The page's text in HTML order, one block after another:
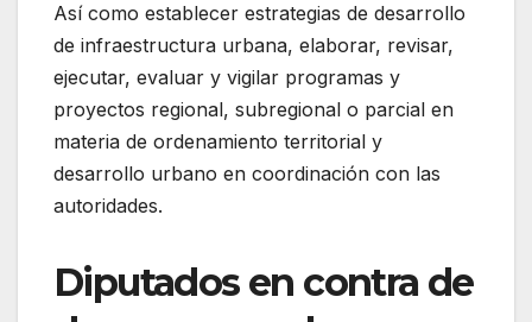
Así como establecer estrategias de desarrollo
de infraestructura urbana, elaborar, revisar,
ejecutar, evaluar y vigilar programas y
proyectos regional, subregional o parcial en
materia de ordenamiento territorial y
desarrollo urbano en coordinación con las
autoridades.
Diputados en contra de